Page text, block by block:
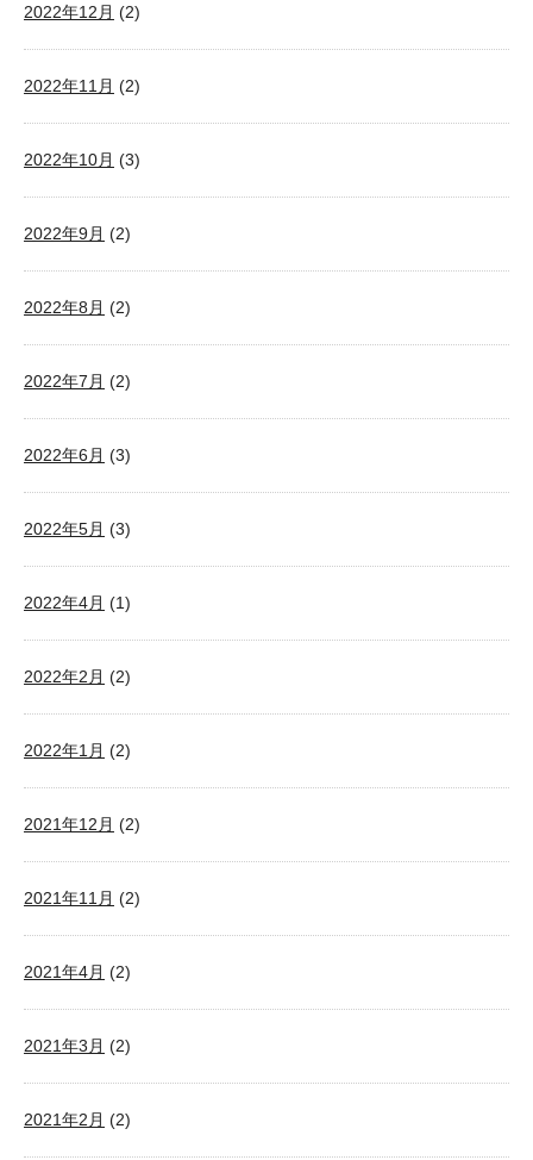
2022年12月 (2)
2022年11月 (2)
2022年10月 (3)
2022年9月 (2)
2022年8月 (2)
2022年7月 (2)
2022年6月 (3)
2022年5月 (3)
2022年4月 (1)
2022年2月 (2)
2022年1月 (2)
2021年12月 (2)
2021年11月 (2)
2021年4月 (2)
2021年3月 (2)
2021年2月 (2)